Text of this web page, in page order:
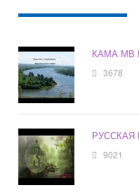
КАМА МВ
3678
РУССКАЯ
9021